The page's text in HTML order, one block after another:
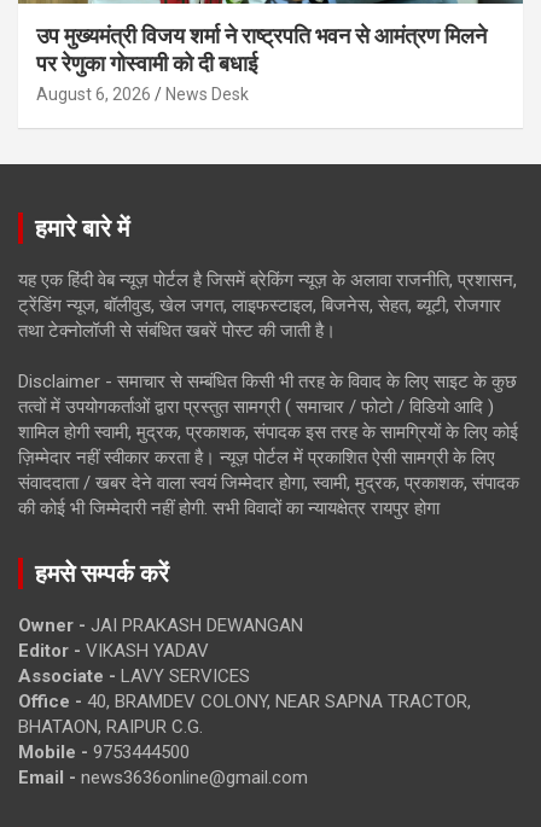
उप मुख्यमंत्री विजय शर्मा ने राष्ट्रपति भवन से आमंत्रण मिलने
पर रेणुका गोस्वामी को दी बधाई
August 6, 2026 News Desk
हमारे बारे में
यह एक हिंदी वेब न्यूज़ पोर्टल है जिसमें ब्रेकिंग न्यूज़ के अलावा राजनीति, प्रशासन,
ट्रेंडिंग न्यूज, बॉलीवुड, खेल जगत, लाइफस्टाइल, बिजनेस, सेहत, ब्यूटी, रोजगार
तथा टेक्नोलॉजी से संबंधित खबरें पोस्ट की जाती है।
Disclaimer - समाचार से सम्बंधित किसी भी तरह के विवाद के लिए साइट के कुछ
तत्वों में उपयोगकर्ताओं द्वारा प्रस्तुत सामग्री ( समाचार / फोटो / विडियो आदि )
शामिल होगी स्वामी, मुद्रक, प्रकाशक, संपादक इस तरह के सामग्रियों के लिए कोई
ज़िम्मेदार नहीं स्वीकार करता है। न्यूज़ पोर्टल में प्रकाशित ऐसी सामग्री के लिए
संवाददाता / खबर देने वाला स्वयं जिम्मेदार होगा, स्वामी, मुद्रक, प्रकाशक, संपादक
की कोई भी जिम्मेदारी नहीं होगी. सभी विवादों का न्यायक्षेत्र रायपुर होगा
हमसे सम्पर्क करें
Owner - JAI PRAKASH DEWANGAN
Editor - VIKASH YADAV
Associate - LAVY SERVICES
Office - 40, BRAMDEV COLONY, NEAR SAPNA TRACTOR,
BHATAON, RAIPUR C.G.
Mobile - 9753444500
Email - news3636online@gmail.com